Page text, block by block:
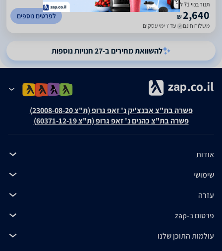
תנור בנוי 71 ליטר בוש דגם BOSCH HBG578ES3 גימור נירוסטה
₪2,640
משלוח חינם עד 7 ימי עסקים
לפרטים נוספים
להשוואת מחירים ב-27 חנויות נוספות
פשרה בת"צ אבנצ'יק נ' זאפ גרופ (ת"צ 23008-08-20)
פשרה בת"צ כהנים נ' זאפ גרופ (ת"צ 60371-12-19)
אודות
שימושי
עזרה
פרסום ב-zap
עולמות התוכן שלנו